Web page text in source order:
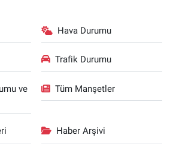
Hava Durumu
Trafik Durumu
ve
Tüm Manşetler
Haber Arşivi